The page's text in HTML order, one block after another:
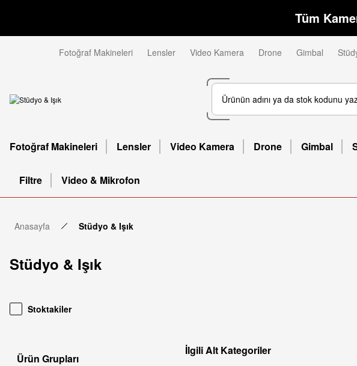
Tüm
Fotoğraf Makineleri Lensler Video Kamera Drone Gimbal
Fotoğraf Makineleri Lensler Video Kamera Drone Gimbal
Filtre Video & Mikrofon
Anasayfa Stüdyo & Işık
Stüdyo & Işık
Stoktakiler
Ürün Grupları
İlgili Alt Kategoriler